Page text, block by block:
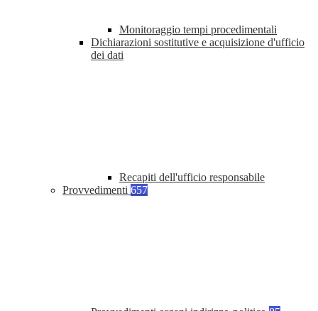
Monitoraggio tempi procedimentali
Dichiarazioni sostitutive e acquisizione d'ufficio
dei dati
Recapiti dell'ufficio responsabile
Provvedimenti 657